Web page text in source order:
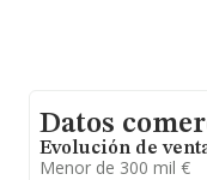
Datos
Evolución de
Menor de 300 mil €